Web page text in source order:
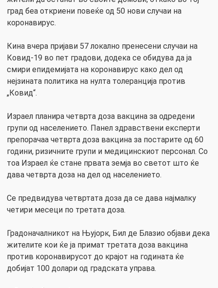
град беа откриени повеќе од 50 нови случаи на
коронавирус.
Кина вчера пријави 57 локално пренесени случаи на
Ковид-19 во пет градови, додека се обидува да ја
смири епидемијата на коронавирус како дел од
нејзината политика на нулта толеранција против
„Ковид“.
Израел планира четврта доза вакцина за одредени
групи од населението. Панел здравствени експерти
препорачаа четврта доза вакцина за постарите од 60
години, ризичните групи и медицинскиот персонал. Со
тоа Израел ќе стане првата земја во светот што ќе
дава четврта доза на дел од населението.
Се предвидува четвртата доза да се дава најмалку
четири месеци по третата доза.
Градоначалникот на Њујорк, Бил де Блазио објави дека
жителите кои ќе ја примат третата доза вакцина
против коронавирусот до крајот на годината ќе
добијат 100 долари од градската управа.